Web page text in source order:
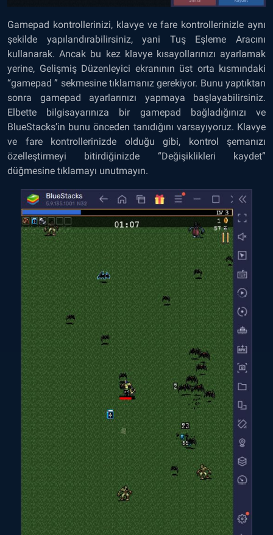
Gamepad kontrollerinizi, klavye ve fare kontrollerinizle aynı
şekilde yapılandırabilirsiniz, yani Tuş Eşleme Aracını
kullanarak. Ancak bu kez klavye kısayollarınızı ayarlamak
yerine, Gelişmiş Düzenleyici ekranının üst orta kısmındaki
“gamepad ” sekmesine tıklamanız gerekiyor. Bunu yaptıktan
sonra gamepad ayarlarınızı yapmaya başlayabilirsiniz.
Elbette bilgisayarınıza bir gamepad bağladığınızı ve
BlueStacks’in bunu önceden tanıdığını varsayıyoruz. Klavye
ve fare kontrollerinizde olduğu gibi, kontrol şemanızı
özelleştirmeyi bitirdiğinizde “Değişiklikleri kaydet”
düğmesine tıklamayı unutmayın.